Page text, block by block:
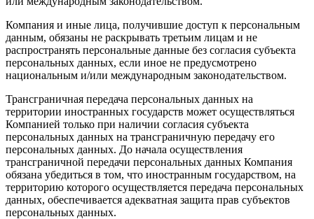
Компания и иные лица, получившие доступ к персональным
данным, обязаны не раскрывать третьим лицам и не
распространять персональные данные без согласия субъекта
персональных данных, если иное не предусмотрено
национальным и/или международным законодательством.
Трансграничная передача персональных данных на
территории иностранных государств может осуществляться
Компанией только при наличии согласия субъекта
персональных данных на трансграничную передачу его
персональных данных. До начала осуществления
трансграничной передачи персональных данных Компания
обязана убедиться в том, что иностранным государством, на
территорию которого осуществляется передача персональных
данных, обеспечивается адекватная защита прав субъектов
персональных данных.